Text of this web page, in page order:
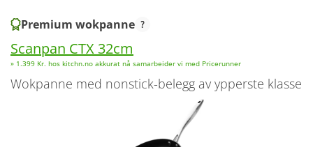
Premium wokpanne
Scanpan CTX 32cm
» 1.399 Kr. hos kitchn.no akkurat nå samarbeider vi med Pricerunner
wokpanne med nonstick-belegg av ypperste klasse